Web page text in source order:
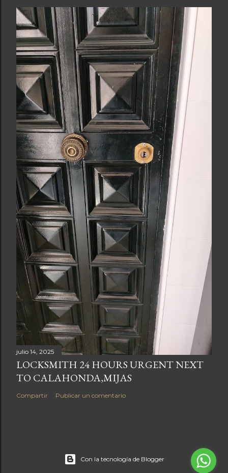
julio 14, 2025
LOCKSMITH 24 HOURS URGENT NEXT
TO CALAHONDA,MIJAS
Compartir Publicar un comentario
Con la tecnología de Blogger